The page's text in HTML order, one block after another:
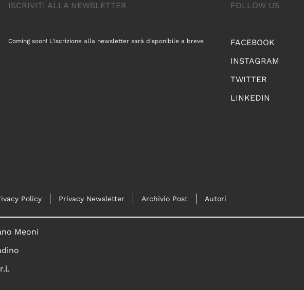
FOLLOW US
FACEBOOK
INSTAGRAM
TWITTER
LINKEDIN
ISCRIVITI ALLA NEWSLETTER
Coming soon! L'iscrizione alla newsletter sarà disponibile a breve
Policy Privacy Newsletter Archivio Post Autori
Meoni